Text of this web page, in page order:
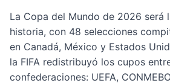
La Copa del Mundo de 2026 será
historia, con 48 selecciones
en Canadá, México y Estados
la FIFA redistribuyó los cupos
confederaciones: UEFA,